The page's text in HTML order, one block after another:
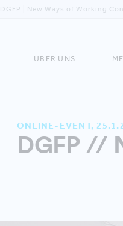
DGFP | New Ways of Working
ÜBER UNS
ONLINE-EVENT,
DGFP //